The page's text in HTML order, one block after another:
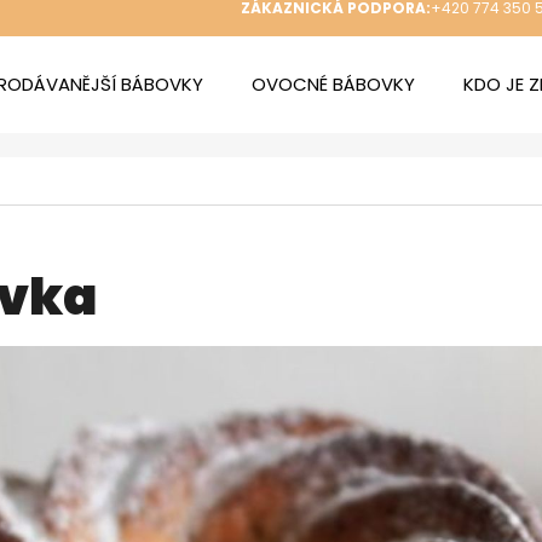
ZÁKAZNICKÁ PODPORA:+420 774 350
BÁBOVKY OVOCNÉ BÁBOVKY KDO JE
BÁBOVKA S VAJEČNÝM
Kč
ZDENDOVA
289 Kč